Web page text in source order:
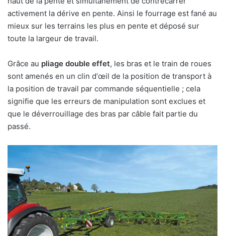
activement la dérive en pente. Ainsi le fourrage est fané au
mieux sur les terrains les plus en pente et déposé sur
toute la largeur de travail.
Grâce au pliage double effet, les bras et le train de roues
sont amenés en un clin d‘œil de la position de transport à
la position de travail par commande séquentielle ; cela
signifie que les erreurs de manipulation sont exclues et
que le déverrouillage des bras par câble fait partie du
passé.